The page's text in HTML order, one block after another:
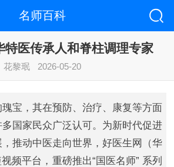
名师百科
特医传承人和脊柱调理专家
花黎珉 2026-05-20
宝，其在预防、治疗、康复等方面
国家民众广泛认可。为新时代促进
推动中医走向世界，好医生网（华
频平台，重磅推出“国医名师” 系列